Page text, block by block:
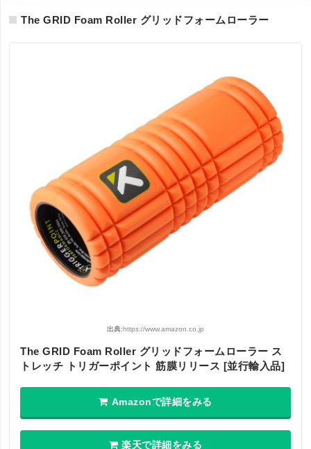
The GRID Foam Roller グリッドフォームローラー
出典:https://www.amazon.co.jp
The GRID Foam Roller グリッドフォームローラー ス
トレッチ トリガーポイント 筋膜リリース [並行輸入品]
Amazonで詳細をみる
楽天で詳細をみる